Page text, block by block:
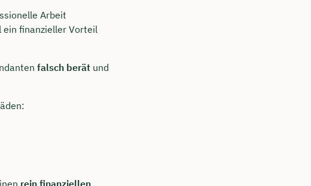
Arbeit
finanzieller Vorteil
falsch berät und